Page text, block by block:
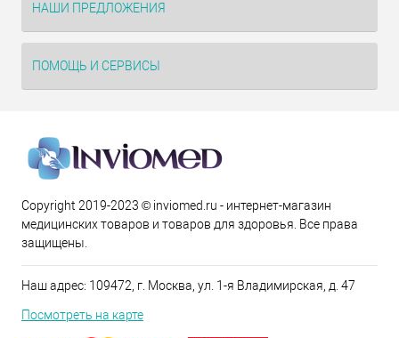
НАШИ ПРЕДЛОЖЕНИЯ
ПОМОЩЬ И СЕРВИСЫ
Copyright 2019-2023 © inviomed.ru - интернет-магазин
медицинских товаров и товаров для здоровья. Все права
защищены.
Наш адрес: 109472, г. Москва, ул. 1-я Владимирская, д. 47
Посмотреть на карте